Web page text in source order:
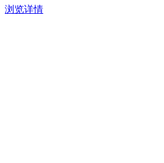
浏览详情